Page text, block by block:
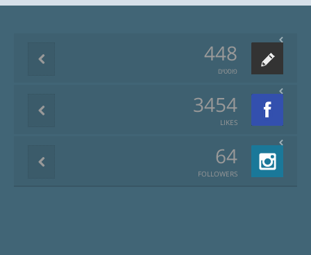
448
פוסטים
3454
LIKES
64
FOLLOWERS